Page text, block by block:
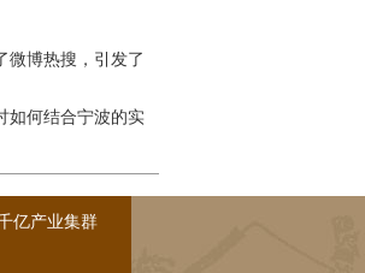
微博热搜，引发了
如何结合宁波的实
亿产业集群